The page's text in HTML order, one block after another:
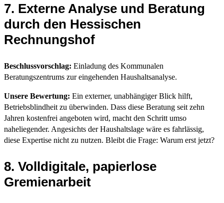
7. Externe Analyse und Beratung
durch den Hessischen
Rechnungshof
Beschlussvorschlag: Einladung des Kommunalen
Beratungszentrums zur eingehenden Haushaltsanalyse.
Unsere Bewertung: Ein externer, unabhängiger Blick hilft,
Betriebsblindheit zu überwinden. Dass diese Beratung seit zehn
Jahren kostenfrei angeboten wird, macht den Schritt umso
naheliegender. Angesichts der Haushaltslage wäre es fahrlässig,
diese Expertise nicht zu nutzen. Bleibt die Frage: Warum erst jetzt?
8. Volldigitale, papierlose
Gremienarbeit